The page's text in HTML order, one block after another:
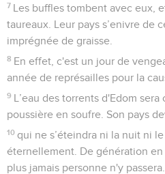
7 Les buffles tombent avec eux,
taureaux. Leur pays s’enivre de
imprégnée de graisse.
8 En effet, c'est un jour de
année de représailles pour la
9 L’eau des torrents d'Edom
poussière en soufre. Son pays
10 qui ne s’éteindra ni la nuit ni
éternellement. De génération
plus jamais personne n'y passera.